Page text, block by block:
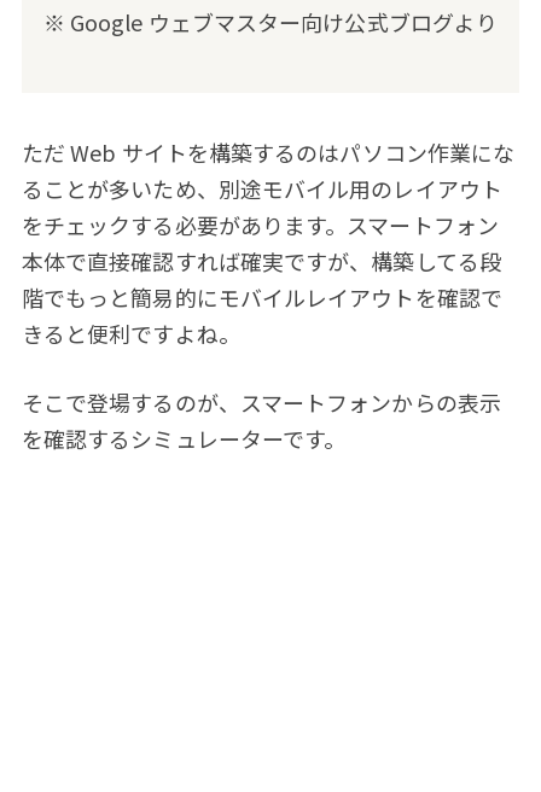
※ Google ウェブマスター向け公式ブログより
ただ Web サイトを構築するのはパソコン作業にな
ることが多いため、別途モバイル用のレイアウト
をチェックする必要があります。スマートフォン
本体で直接確認すれば確実ですが、構築してる段
階でもっと簡易的にモバイルレイアウトを確認で
きると便利ですよね。
そこで登場するのが、スマートフォンからの表示
を確認するシミュレーターです。